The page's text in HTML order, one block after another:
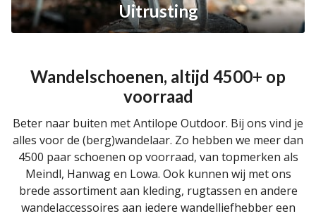
Uitrusting
Wandelschoenen, altijd 4500+ op
voorraad
Beter naar buiten met Antilope Outdoor. Bij ons vind je
alles voor de (berg)wandelaar. Zo hebben we meer dan
4500 paar schoenen op voorraad, van topmerken als
Meindl, Hanwag en Lowa. Ook kunnen wij met ons
brede assortiment aan kleding, rugtassen en andere
wandelaccessoires aan iedere wandelliefhebber een